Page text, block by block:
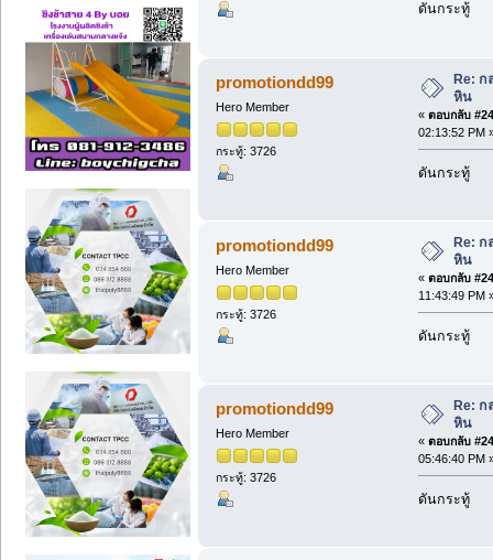
ดันกระทู้
promotiondd99
Hero Member
กระทู้: 3726
Re: ก
หิน
« ตอบกลับ
02:13:52 PM
ดันกระทู้
promotiondd99
Hero Member
กระทู้: 3726
Re: ก
หิน
« ตอบกลับ
11:43:49 PM
ดันกระทู้
promotiondd99
Hero Member
กระทู้: 3726
Re: ก
หิน
« ตอบกลับ
05:46:40 PM
ดันกระทู้